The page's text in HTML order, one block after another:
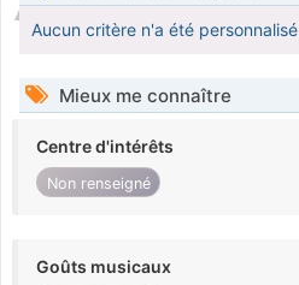
Aucun critère n'a été personnalisé
Mieux me connaître
Centre d'intérêts
Non renseigné
Goûts musicaux